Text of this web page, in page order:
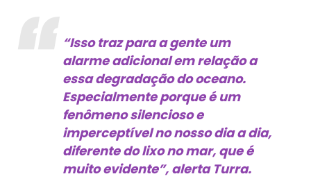
“Isso traz para a gente um
alarme adicional em relação a
essa degradação do oceano.
Especialmente porque é um
fenômeno silencioso e
imperceptível no nosso dia a dia,
diferente do lixo no mar, que é
muito evidente”, alerta Turra.